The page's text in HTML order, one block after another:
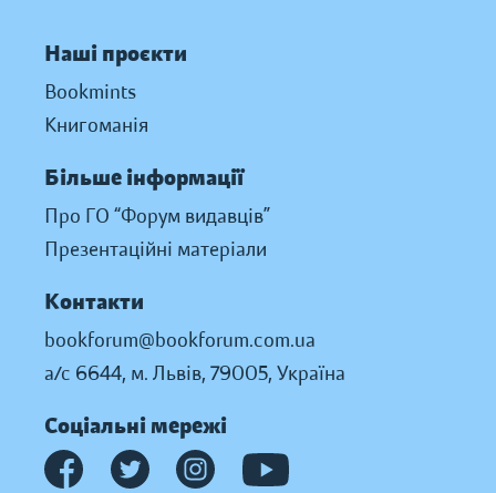
Наші проєкти
Bookmints
Книгоманія
Більше інформації
Про ГО “Форум видавців”
Презентаційні матеріали
Контакти
bookforum@bookforum.com.ua
а/с 6644, м. Львів, 79005, Україна
Соціальні мережі